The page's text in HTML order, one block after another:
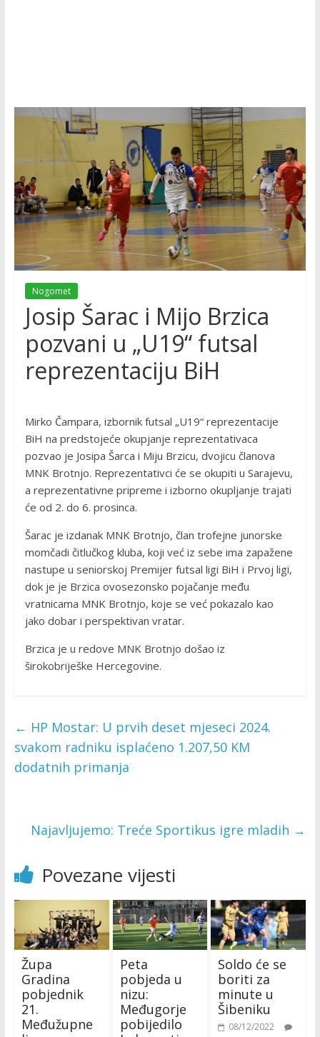
Nogomet
Josip Šarac i Mijo Brzica
pozvani u „U19“ futsal
reprezentaciju BiH
Mirko Čampara, izbornik futsal „U19“ reprezentacije
BiH na predstojeće okupjanje reprezentativaca
pozvao je Josipa Šarca i Miju Brzicu, dvojicu članova
MNK Brotnjo. Reprezentativci će se okupiti u Sarajevu,
a reprezentativne pripreme i izborno okupljanje trajati
će od 2. do 6. prosinca.
Šarac je izdanak MNK Brotnjo, član trofejne junorske
momčadi čitlučkog kluba, koji već iz sebe ima zapažene
nastupe u seniorskoj Premijer futsal ligi BiH i Prvoj ligi,
dok je je Brzica ovosezonsko pojačanje među
vratnicama MNK Brotnjo, koje se već pokazalo kao
jako dobar i perspektivan vratar.
Brzica je u redove MNK Brotnjo došao iz
širokobriješke Hercegovine.
← HP Mostar: U prvih deset mjeseci 2024.
svakom radniku isplaćeno 1.207,50 KM
dodatnih primanja
Najavljujemo: Treće Sportikus igre mladih →
Povezane vijesti
Župa
Gradina
pobjednik
21.
Međužupne
Peta
pobjeda u
nizu:
Međugorje
pobijedilo
Soldo će se
boriti za
minute u
Šibeniku
08/12/2022